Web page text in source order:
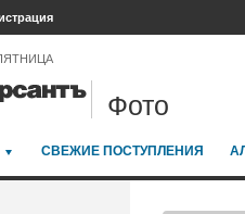
Фото
СВЕЖИЕ ПОСТУПЛЕНИЯ